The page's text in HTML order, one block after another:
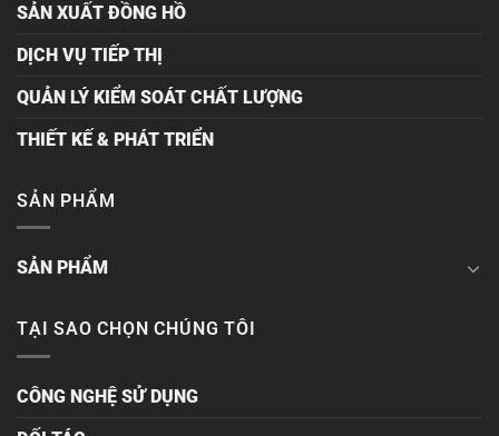
SẢN XUẤT ĐỒNG HỒ
DỊCH VỤ TIẾP THỊ
QUẢN LÝ KIỂM SOÁT CHẤT LƯỢNG
THIẾT KẾ & PHÁT TRIỂN
SẢN PHẨM
SẢN PHẨM
TẠI SAO CHỌN CHÚNG TÔI
CÔNG NGHỆ SỬ DỤNG